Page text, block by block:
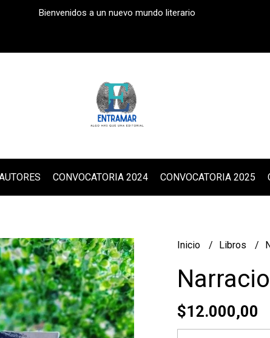
Bienvenidos a un nuevo mundo literario
CONVOCATORIA 2024 CONVOCATORIA 2025
Inicio Libros
$12.000,00